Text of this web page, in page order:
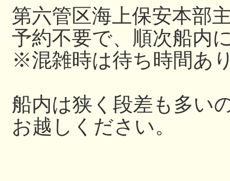
第六管区海上保安本部
予約不要で、順次船内
※混雑時は待ち時間あ
船内は狭く段差も多い
お越しください。